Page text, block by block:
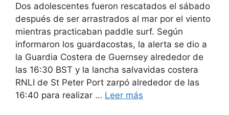
Dos adolescentes fueron rescatados el sábado
después de ser arrastrados al mar por el viento
mientras practicaban paddle surf. Según
informaron los guardacostas, la alerta se dio a
la Guardia Costera de Guernsey alrededor de
las 16:30 BST y la lancha salvavidas costera
RNLI de St Peter Port zarpó alrededor de las
16:40 para realizar … Leer más